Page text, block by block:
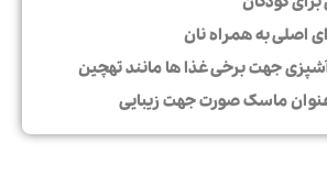
اصلی به همراه نان
جهت برخی غذا ها مانند تهچین
ماسک صورت جهت زیبایی